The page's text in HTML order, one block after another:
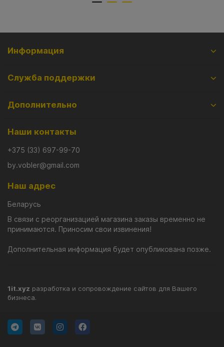
Информация
Служба поддержки
Дополнительно
Наши контакты
+375 (33) 697-99-70
by.vobler@gmail.com
Наш адрес
Беларусь
В связи с реорганизацией магазина заказы временно не
принимаются. Приносим свои извинения!
Дополнительная информация будет опубликована позже.
1it.xyz разработка и сопровождение сайтов для Вашего
бизнеса.